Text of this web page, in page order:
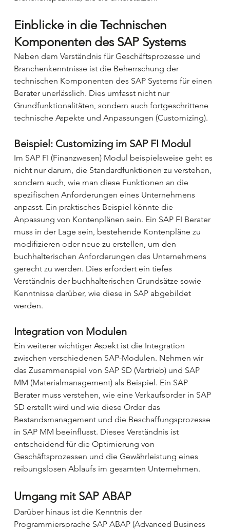
Einblicke in die Technischen
Komponenten des SAP Systems
Neben dem Verständnis für Geschäftsprozesse und
Branchenkenntnisse ist die Beherrschung der
technischen Komponenten des SAP Systems für einen
Berater unerlässlich. Dies umfasst nicht nur
Grundfunktionalitäten, sondern auch fortgeschrittene
technische Aspekte und Anpassungen (Customizing).
Beispiel: Customizing im SAP FI Modul
Im SAP FI (Finanzwesen) Modul beispielsweise geht es
nicht nur darum, die Standardfunktionen zu verstehen,
sondern auch, wie man diese Funktionen an die
spezifischen Anforderungen eines Unternehmens
anpasst. Ein praktisches Beispiel könnte die
Anpassung von Kontenplänen sein. Ein SAP FI Berater
muss in der Lage sein, bestehende Kontenpläne zu
modifizieren oder neue zu erstellen, um den
buchhalterischen Anforderungen des Unternehmens
gerecht zu werden. Dies erfordert ein tiefes
Verständnis der buchhalterischen Grundsätze sowie
Kenntnisse darüber, wie diese in SAP abgebildet
werden.
Integration von Modulen
Ein weiterer wichtiger Aspekt ist die Integration
zwischen verschiedenen SAP-Modulen. Nehmen wir
das Zusammenspiel von SAP SD (Vertrieb) und SAP
MM (Materialmanagement) als Beispiel. Ein SAP
Berater muss verstehen, wie eine Verkaufsorder in SAP
SD erstellt wird und wie diese Order das
Bestandsmanagement und die Beschaffungsprozesse
in SAP MM beeinflusst. Dieses Verständnis ist
entscheidend für die Optimierung von
Geschäftsprozessen und die Gewährleistung eines
reibungslosen Ablaufs im gesamten Unternehmen.
Umgang mit SAP ABAP
Darüber hinaus ist die Kenntnis der
Programmiersprache SAP ABAP (Advanced Business